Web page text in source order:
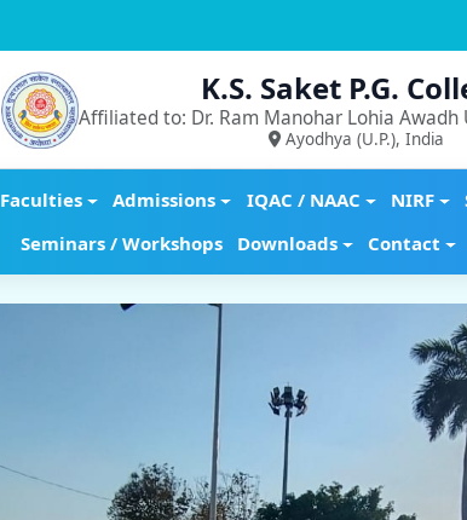
K.S. Saket P.G.
Affiliated to: Dr. Ram Manohar Lohia Awadh
Ayodhya (U.P.), India
Faculties Admissions IQAC / NAAC NIRF
Seminars / Workshops
Downloads Contact